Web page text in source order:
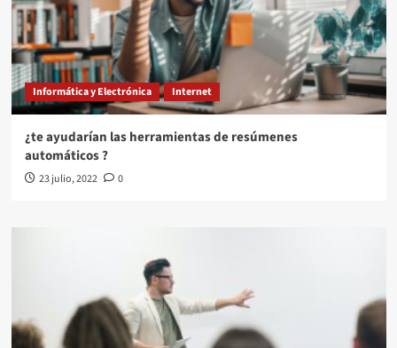
Informática y Electrónica Internet
¿te ayudarían las herramientas de resúmenes
automáticos ?
23 julio, 2022 0